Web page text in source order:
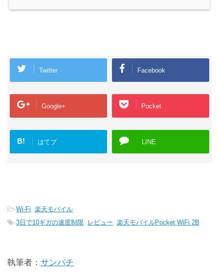
Twitter Facebook
Google+ Pocket
B! はてブ LINE
-Wi-Fi, 楽天モバイル
-3日で10ギガの速度制限, レビュー, 楽天モバイルPocket WiFi 2B
執筆者： サンパチ